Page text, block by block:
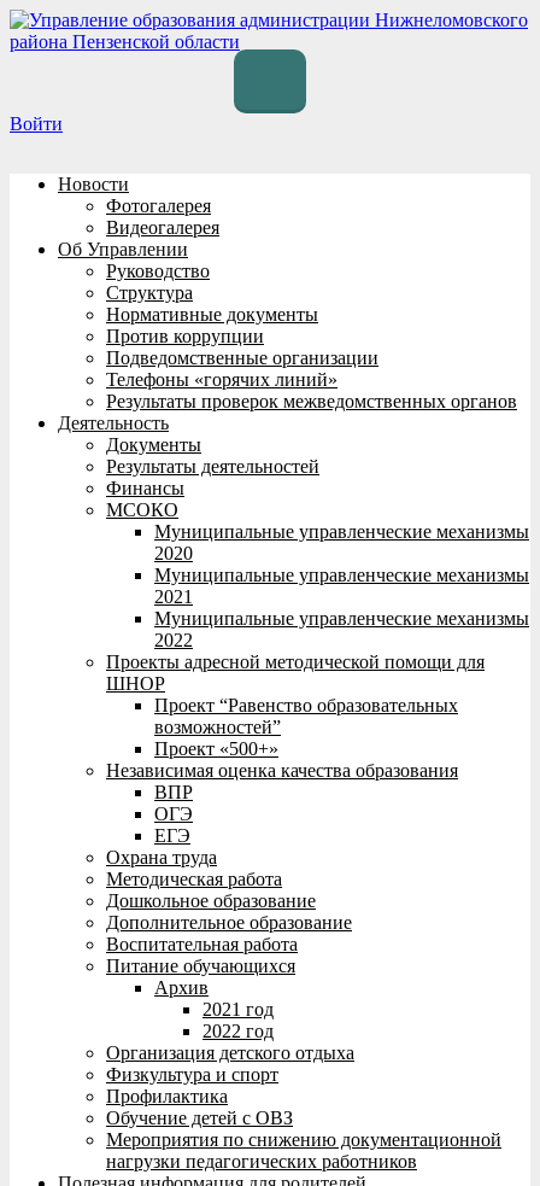
Перейти
к
Войти
Новости
Фотогалерея
Видеогалерея
Об Управлении
Руководство
Структура
Нормативные документы
Против коррупции
Подведомственные организации
Телефоны «горячих линий»
Результаты проверок межведомственных органов
Деятельность
Документы
Результаты деятельностей
Финансы
МСОКО
Муниципальные управленческие механизмы
2020
Муниципальные управленческие механизмы
2021
Муниципальные управленческие механизмы
2022
Проекты адресной методической помощи для
ШНОР
Проект “Равенство образовательных
возможностей”
Проект «500+»
Независимая оценка качества образования
ВПР
ОГЭ
ЕГЭ
Охрана труда
Методическая работа
Дошкольное образование
Дополнительное образование
Воспитательная работа
Питание обучающихся
Архив
2021 год
2022 год
Организация детского отдыха
Физкультура и спорт
Профилактика
Обучение детей с ОВЗ
Мероприятия по снижению документационной
нагрузки педагогических работников